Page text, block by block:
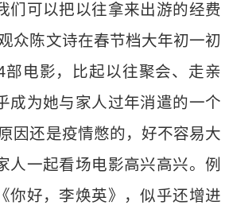
们可以把以往拿来出游的经费
众陈文诗在春节档大年初一初
部电影，比起以往聚会、走亲
成为她与家人过年消遣的一个
因还是疫情憋的，好不容易大
人一起看场电影高兴高兴。例
你好，李焕英》，似乎还增进